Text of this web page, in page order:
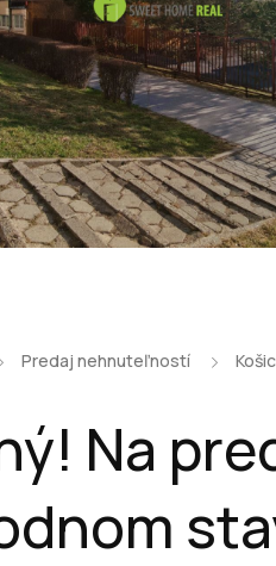
Predaj nehnuteľností
Na